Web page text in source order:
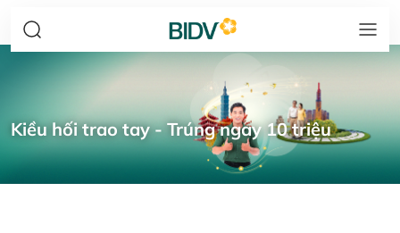
Kiều hối trao tay - Trúng ngay 10 triệu